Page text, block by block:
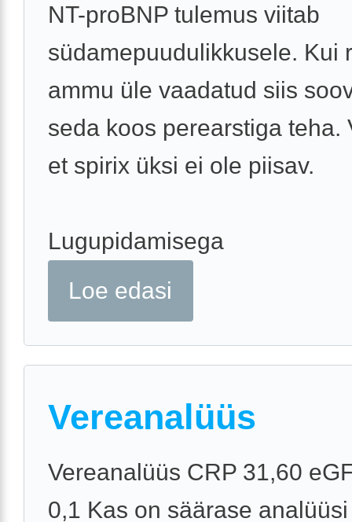
NT-proBNP tulemus viitab
südamepuudulikkusele. Kui
ammu üle vaadatud siis
seda koos perearstiga teha.
et spirix üksi ei ole piisav.
Lugupidamisega
Loe edasi
Vereanalüüs
Vereanalüüs CRP 31,60
0,1 Kas on säärase